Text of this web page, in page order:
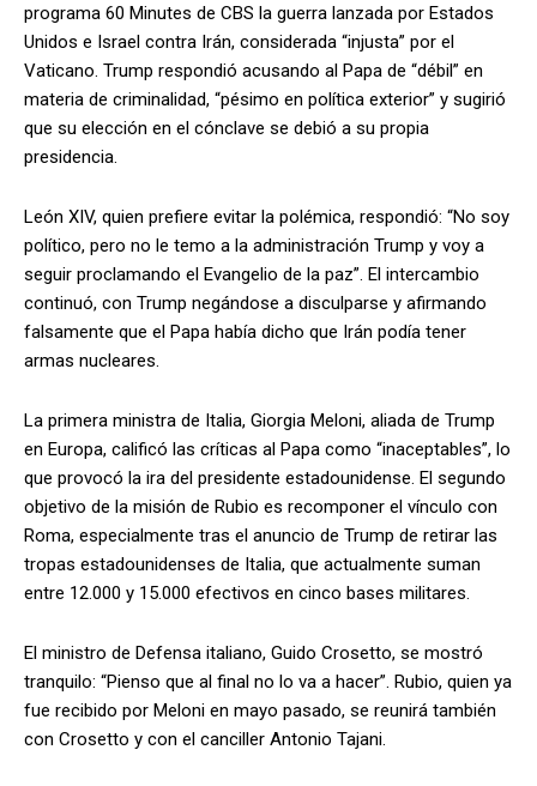
programa 60 Minutes de CBS la guerra lanzada por Estados
Unidos e Israel contra Irán, considerada “injusta” por el
Vaticano. Trump respondió acusando al Papa de “débil” en
materia de criminalidad, “pésimo en política exterior” y sugirió
que su elección en el cónclave se debió a su propia
presidencia.
León XIV, quien prefiere evitar la polémica, respondió: “No soy
político, pero no le temo a la administración Trump y voy a
seguir proclamando el Evangelio de la paz”. El intercambio
continuó, con Trump negándose a disculparse y afirmando
falsamente que el Papa había dicho que Irán podía tener
armas nucleares.
La primera ministra de Italia, Giorgia Meloni, aliada de Trump
en Europa, calificó las críticas al Papa como “inaceptables”, lo
que provocó la ira del presidente estadounidense. El segundo
objetivo de la misión de Rubio es recomponer el vínculo con
Roma, especialmente tras el anuncio de Trump de retirar las
tropas estadounidenses de Italia, que actualmente suman
entre 12.000 y 15.000 efectivos en cinco bases militares.
El ministro de Defensa italiano, Guido Crosetto, se mostró
tranquilo: “Pienso que al final no lo va a hacer”. Rubio, quien ya
fue recibido por Meloni en mayo pasado, se reunirá también
con Crosetto y con el canciller Antonio Tajani.